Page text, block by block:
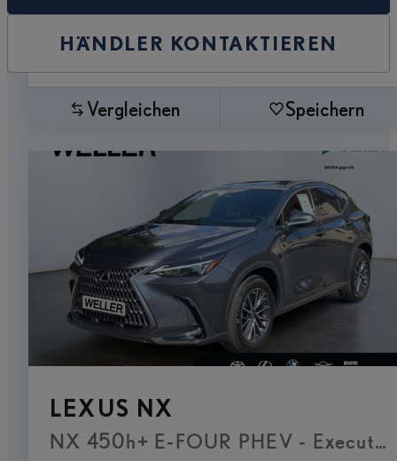
HÄNDLER KONTAKTIEREN
Vergleichen Speichern
LEXUS NX
NX 450h+ E-FOUR PHEV -